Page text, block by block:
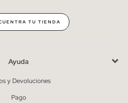
TU TIENDA
Ayuda
y Devoluciones
Pago